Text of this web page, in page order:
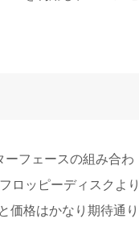
ーフェースの組み合わ
ロッピーディスクより
価格はかなり期待通り